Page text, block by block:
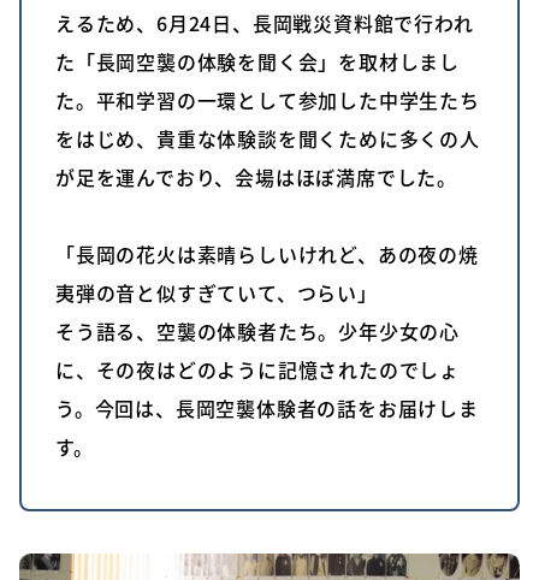
えるため、6月24日、長岡戦災資料館で行われ
た「長岡空襲の体験を聞く会」を取材しまし
た。平和学習の一環として参加した中学生たち
をはじめ、貴重な体験談を聞くために多くの人
が足を運んでおり、会場はほぼ満席でした。
「長岡の花火は素晴らしいけれど、あの夜の焼
夷弾の音と似すぎていて、つらい」
そう語る、空襲の体験者たち。少年少女の心
に、その夜はどのように記憶されたのでしょ
う。今回は、長岡空襲体験者の話をお届けしま
す。